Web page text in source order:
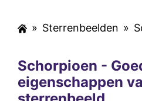
» Sterrenbeelden »
Schorpioen -
eigenschappen